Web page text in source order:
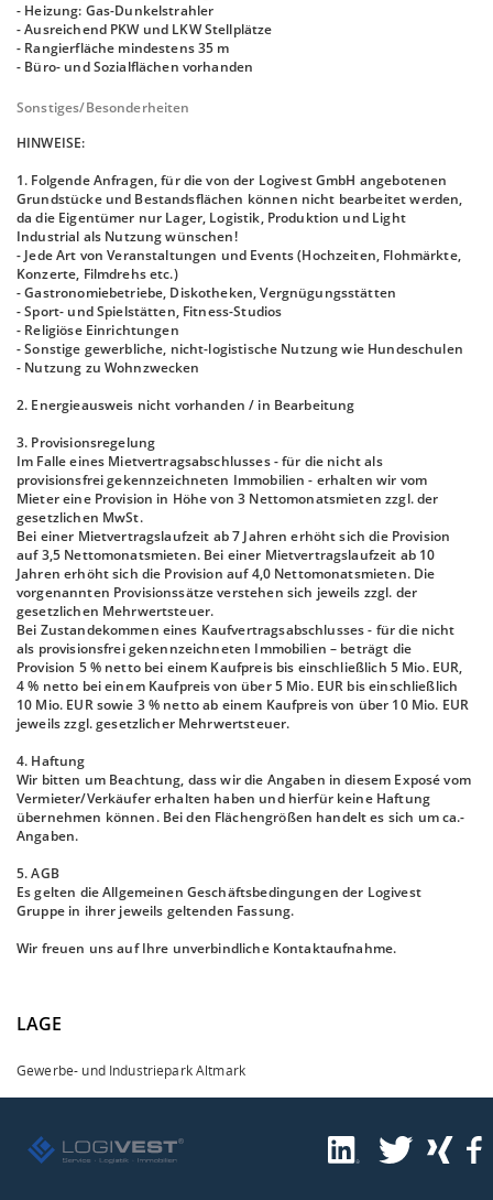
- Heizung: Gas-Dunkelstrahler
- Ausreichend PKW und LKW Stellplätze
- Rangierfläche mindestens 35 m
- Büro- und Sozialflächen vorhanden
Sonstiges/Besonderheiten
HINWEISE:
1. Folgende Anfragen, für die von der Logivest GmbH angebotenen
Grundstücke und Bestandsflächen können nicht bearbeitet werden,
da die Eigentümer nur Lager, Logistik, Produktion und Light
Industrial als Nutzung wünschen!
- Jede Art von Veranstaltungen und Events (Hochzeiten, Flohmärkte,
Konzerte, Filmdrehs etc.)
- Gastronomiebetriebe, Diskotheken, Vergnügungsstätten
- Sport- und Spielstätten, Fitness-Studios
- Religiöse Einrichtungen
- Sonstige gewerbliche, nicht-logistische Nutzung wie Hundeschulen
- Nutzung zu Wohnzwecken
2. Energieausweis nicht vorhanden / in Bearbeitung
3. Provisionsregelung
Im Falle eines Mietvertragsabschlusses - für die nicht als
provisionsfrei gekennzeichneten Immobilien - erhalten wir vom
Mieter eine Provision in Höhe von 3 Nettomonatsmieten zzgl. der
gesetzlichen MwSt.
Bei einer Mietvertragslaufzeit ab 7 Jahren erhöht sich die Provision
auf 3,5 Nettomonatsmieten. Bei einer Mietvertragslaufzeit ab 10
Jahren erhöht sich die Provision auf 4,0 Nettomonatsmieten. Die
vorgenannten Provisionssätze verstehen sich jeweils zzgl. der
gesetzlichen Mehrwertsteuer.
Bei Zustandekommen eines Kaufvertragsabschlusses - für die nicht
als provisionsfrei gekennzeichneten Immobilien – beträgt die
Provision 5 % netto bei einem Kaufpreis bis einschließlich 5 Mio. EUR,
4 % netto bei einem Kaufpreis von über 5 Mio. EUR bis einschließlich
10 Mio. EUR sowie 3 % netto ab einem Kaufpreis von über 10 Mio. EUR
jeweils zzgl. gesetzlicher Mehrwertsteuer.
4. Haftung
Wir bitten um Beachtung, dass wir die Angaben in diesem Exposé vom
Vermieter/Verkäufer erhalten haben und hierfür keine Haftung
übernehmen können. Bei den Flächengrößen handelt es sich um ca.-
Angaben.
5. AGB
Es gelten die Allgemeinen Geschäftsbedingungen der Logivest
Gruppe in ihrer jeweils geltenden Fassung.
Wir freuen uns auf Ihre unverbindliche Kontaktaufnahme.
LAGE
Gewerbe- und Industriepark Altmark